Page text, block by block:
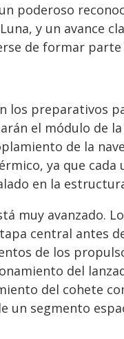
poderoso
y un avance
de formar
los preparativos
el módulo de
de la
ya que
en la
muy avanzado.
central antes
de los
del
del cohete
un segmento